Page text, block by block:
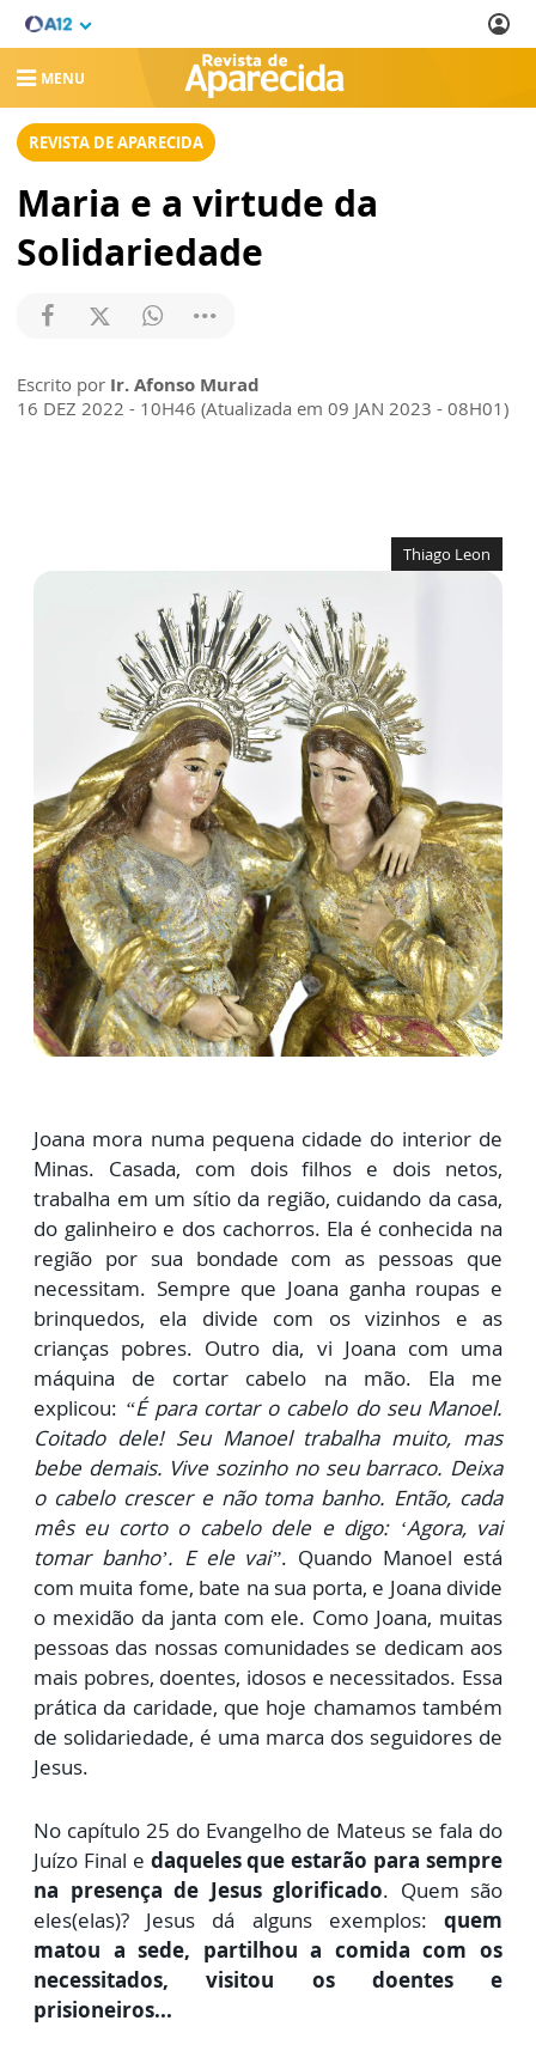
MENU
REVISTA DE APARECIDA
Maria e a virtude da
Solidariedade
Escrito por Ir. Afonso Murad
16 DEZ 2022 - 10H46 (Atualizada em 09 JAN 2023 - 08H01)
Thiago Leon
Joana mora numa pequena cidade do interior de
Minas. Casada, com dois filhos e dois netos,
trabalha em um sítio da região, cuidando da casa,
do galinheiro e dos cachorros. Ela é conhecida na
região por sua bondade com as pessoas que
necessitam. Sempre que Joana ganha roupas e
brinquedos, ela divide com os vizinhos e as
crianças pobres. Outro dia, vi Joana com uma
máquina de cortar cabelo na mão. Ela me
explicou: “É para cortar o cabelo do seu Manoel.
Coitado dele! Seu Manoel trabalha muito, mas
bebe demais. Vive sozinho no seu barraco. Deixa
o cabelo crescer e não toma banho. Então, cada
mês eu corto o cabelo dele e digo: ‘Agora, vai
tomar banho’. E ele vai”. Quando Manoel está
com muita fome, bate na sua porta, e Joana divide
o mexidão da janta com ele. Como Joana, muitas
pessoas das nossas comunidades se dedicam aos
mais pobres, doentes, idosos e necessitados. Essa
prática da caridade, que hoje chamamos também
de solidariedade, é uma marca dos seguidores de
Jesus.
No capítulo 25 do Evangelho de Mateus se fala do
Juízo Final e daqueles que estarão para sempre
na presença de Jesus glorificado. Quem são
eles(elas)? Jesus dá alguns exemplos: quem
matou a sede, partilhou a comida com os
necessitados, visitou os doentes e
prisioneiros...